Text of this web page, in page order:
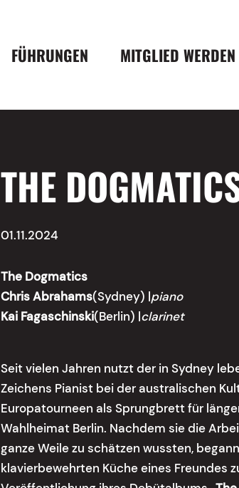
FÜHRUNGEN MITGLIED WERDEN
THE
01.11.2024
The Dogmatics
Chris Abrahams(Sydney) |piano
Kai Fagaschinski(Berlin) |clarinet
Seit vielen Jahren nutzt der in Sydney
Zeichens Pianist bei der australischen
Europatourneen als Sprungbrett für
Wahlheimat Berlin. Nachdem sie die
ganze Weile zu schätzen wussten,
klavierbewehrten Küche eines Freundes